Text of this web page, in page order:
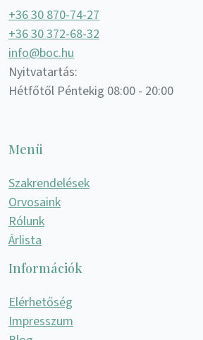
+36 30 870-74-27
+36 30 372-68-32
info@boc.hu
Nyitvatartás:
Hétfőtől Péntekig 08:00 - 20:00
Menü
Szakrendelések
Orvosaink
Rólunk
Árlista
Információk
Elérhetőség
Impresszum